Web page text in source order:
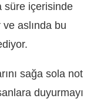
süre içerisinde
aslında bu
sağa sola not
duyurmayı